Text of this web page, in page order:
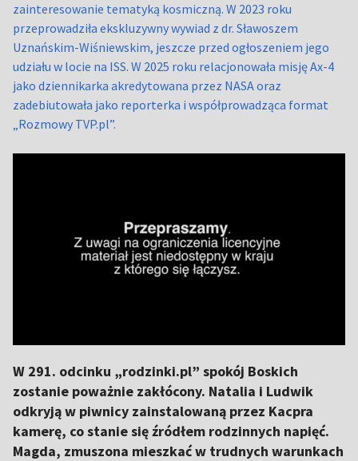
zainteresowanie tematyką kosmiczną. W 2023 roku
przeprowadziła ekskluzywny wywiad z dr. Sławoszem
Uznańskim-Wiśniewskim, jeszcze przed ogłoszeniem jego
udziału w locie na ISS. W 2025 roku relacjonowała misję Ax-4
jako dziennikarka akredytowana przez NASA oraz
zadebiutowała jako reporterka i współprowadząca format
„Rozmowy TVP.pl”.
W 291. odcinku „rodzinki.pl” spokój Boskich
zostanie poważnie zakłócony. Natalia i Ludwik
odkryją w piwnicy zainstalowaną przez Kacpra
kamerę, co stanie się źródłem rodzinnych napięć.
Magda, zmuszona mieszkać w trudnych warunkach